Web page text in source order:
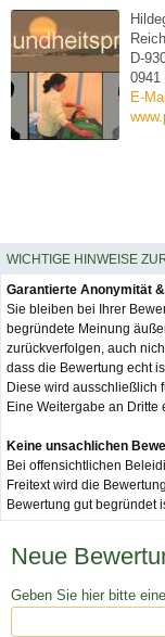
D-
0941
E-
WICHTIGE HINWEISE
Garantierte Anonymität
Sie bleiben bei Ihrer
begründete Meinung
zurückverfolgen, auch
dass die Bewertung echt
Diese wird ausschließlich
Eine Weitergabe an Dritte
Keine unsachlichen
Bei offensichtlichen
Freitext wird die
Bewertung gut begründet
Neue
Geben Sie hier bitte